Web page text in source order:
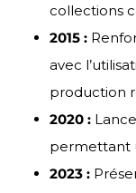
collections
2015 :
avec
production
2020 :
permettant
2023 :